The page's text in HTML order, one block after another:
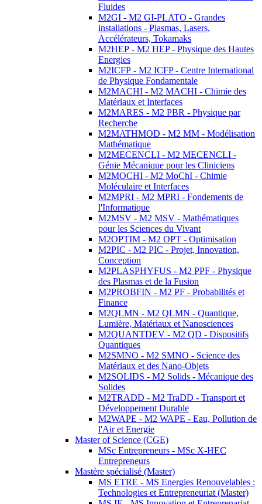
Fluides
M2GI - M2 GI-PLATO - Grandes
installations - Plasmas, Lasers,
Accélérateurs, Tokamaks
M2HEP - M2 HEP - Physique des Hautes
Energies
M2ICFP - M2 ICFP - Centre International
de Physique Fondamentale
M2MACHI - M2 MACHI - Chimie des
Matériaux et Interfaces
M2MARES - M2 PBR - Physique par
Recherche
M2MATHMOD - M2 MM - Modélisation
Mathématique
M2MECENCLI - M2 MECENCLI -
Génie Mécanique pour les Cliniciens
M2MOCHI - M2 MoChI - Chimie
Moléculaire et Interfaces
M2MPRI - M2 MPRI - Fondements de
l'Informatique
M2MSV - M2 MSV - Mathématiques
pour les Sciences du Vivant
M2OPTIM - M2 OPT - Optimisation
M2PIC - M2 PIC - Projet, Innovation,
Conception
M2PLASPHYFUS - M2 PPF - Physique
des Plasmas et de la Fusion
M2PROBFIN - M2 PF - Probabilités et
Finance
M2QLMN - M2 QLMN - Quantique,
Lumière, Matériaux et Nanosciences
M2QUANTDEV - M2 QD - Dispositifs
Quantiques
M2SMNO - M2 SMNO - Science des
Matériaux et des Nano-Objets
M2SOLIDS - M2 Solids - Mécanique des
Solides
M2TRADD - M2 TraDD - Transport et
Développement Durable
M2WAPE - M2 WAPE - Eau, Pollution de
l'Air et Energie
Master of Science (CGE)
MSc Entrepreneurs - MSc X-HEC
Entrepreneurs
Mastère spécialisé (Master)
MS ETRE - MS Energies Renouvelables :
Technologies et Entrepreneuriat (Master)